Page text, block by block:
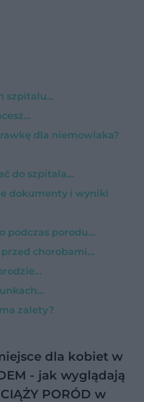
szpitalu…
dla niemowlaka?
do szpitala...
dokumenty i wyniki
podczas porodu…
chorobami...
zalety?
dla kobiet w
- jak wyglądają
PORÓD w